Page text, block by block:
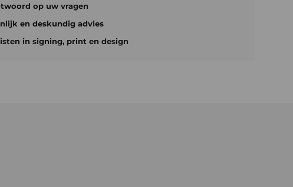
op uw vragen
en deskundig advies
in signing, print en design